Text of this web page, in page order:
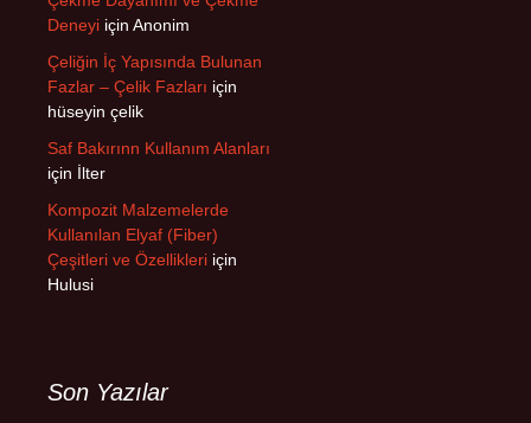
Deneyi için Anonim
Çeliğin İç Yapısında Bulunan
Fazlar – Çelik Fazları için
hüseyin çelik
Saf Bakırınn Kullanım Alanları
için İlter
Kompozit Malzemelerde
Kullanılan Elyaf (Fiber)
Çeşitleri ve Özellikleri için
Hulusi
Son Yazılar